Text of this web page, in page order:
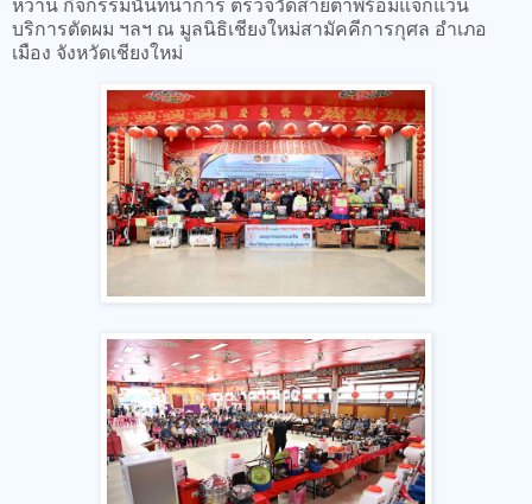
บริการตัดผม ฯลฯ ณ มูลนิธิเชียงใหม่สามัคคีการกุศล อำเภอ
เมือง จังหวัดเชียงใหม่